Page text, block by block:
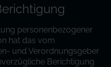
personenbezogener
hat das vom
und Verordnungsgeber
Berichtigung